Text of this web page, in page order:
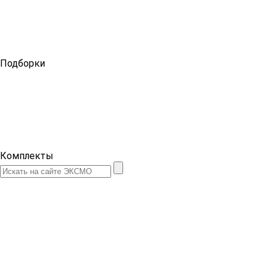
Подборки
Комплекты